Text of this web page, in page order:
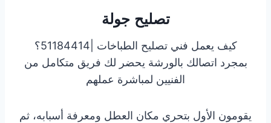
تصليح جولة
كيف يعمل فني تصليح الطباخات |51184414؟
بمجرد اتصالك بالورشة يحضر لك فريق متكامل من
الفنيين لمباشرة عملهم
يقومون الأول بتحري مكان العطل ومعرفة أسبابه، ثم